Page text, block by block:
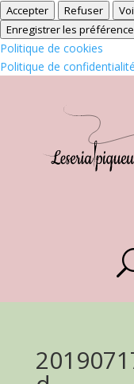
Accepter Refuser
Enregistrer les
Politique de cookies
Politique de confidentialité